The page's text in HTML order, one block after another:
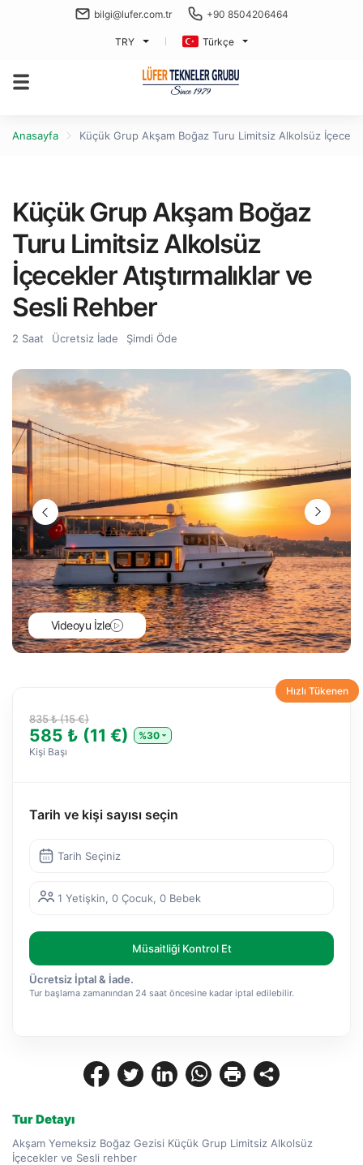
bilgi@lufer.com.tr +90 8504206464
TRY Türkçe
Anasayfa Küçük Grup Akşam Boğaz Turu Limitsiz Alkolsüz
Tur Detayı
Akşam Yemeksiz Boğaz Gezisi Küçük Grup Limitsiz Alkolsüz
İçecekler ve Sesli rehber
Küçük Grup Akşam Boğaz
Turu Limitsiz Alkolsüz
İçecekler Atıştırmalıklar ve
Sesli Rehber
2 Saat Ücretsiz İade Şimdi Öde
Videoyu İzle
Hızlı Tükenen
835 ₺ (15 €)
585 ₺ (11 €)
%30
Kişi Başı
Tarih ve kişi sayısı seçin
Tarih Seçiniz
1 Yetişkin, 0 Çocuk, 0 Bebek
Müsaitliği Kontrol Et
Ücretsiz İptal & İade.
Tur başlama zamanından 24 saat öncesine kadar iptal edilebilir.